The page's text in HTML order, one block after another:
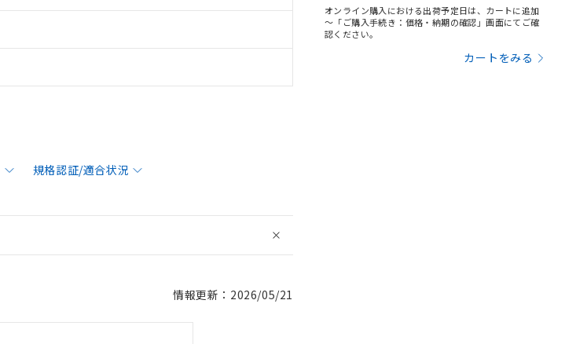
規格認証/適合状況
情報更新：2026/05/21
オンライン購入における出荷予定日は、カートに追加
～「ご購入手続き：価格・納期の確認」画面にてご確
認ください。
カートをみる